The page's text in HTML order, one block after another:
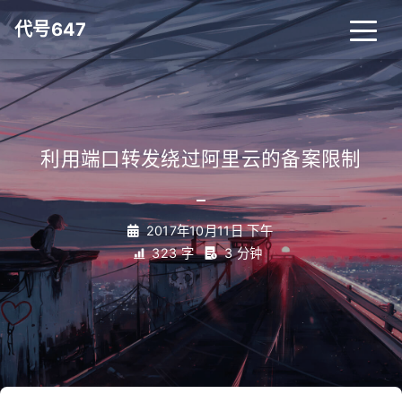
代号647
利用端口转发绕过阿里云的备案限制
_
2017年10月11日 下午
323 字
3 分钟